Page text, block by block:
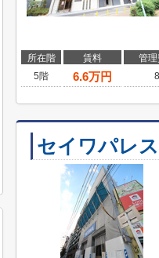
所在階 賃料
管
5階
6.6万円
セイワパレ